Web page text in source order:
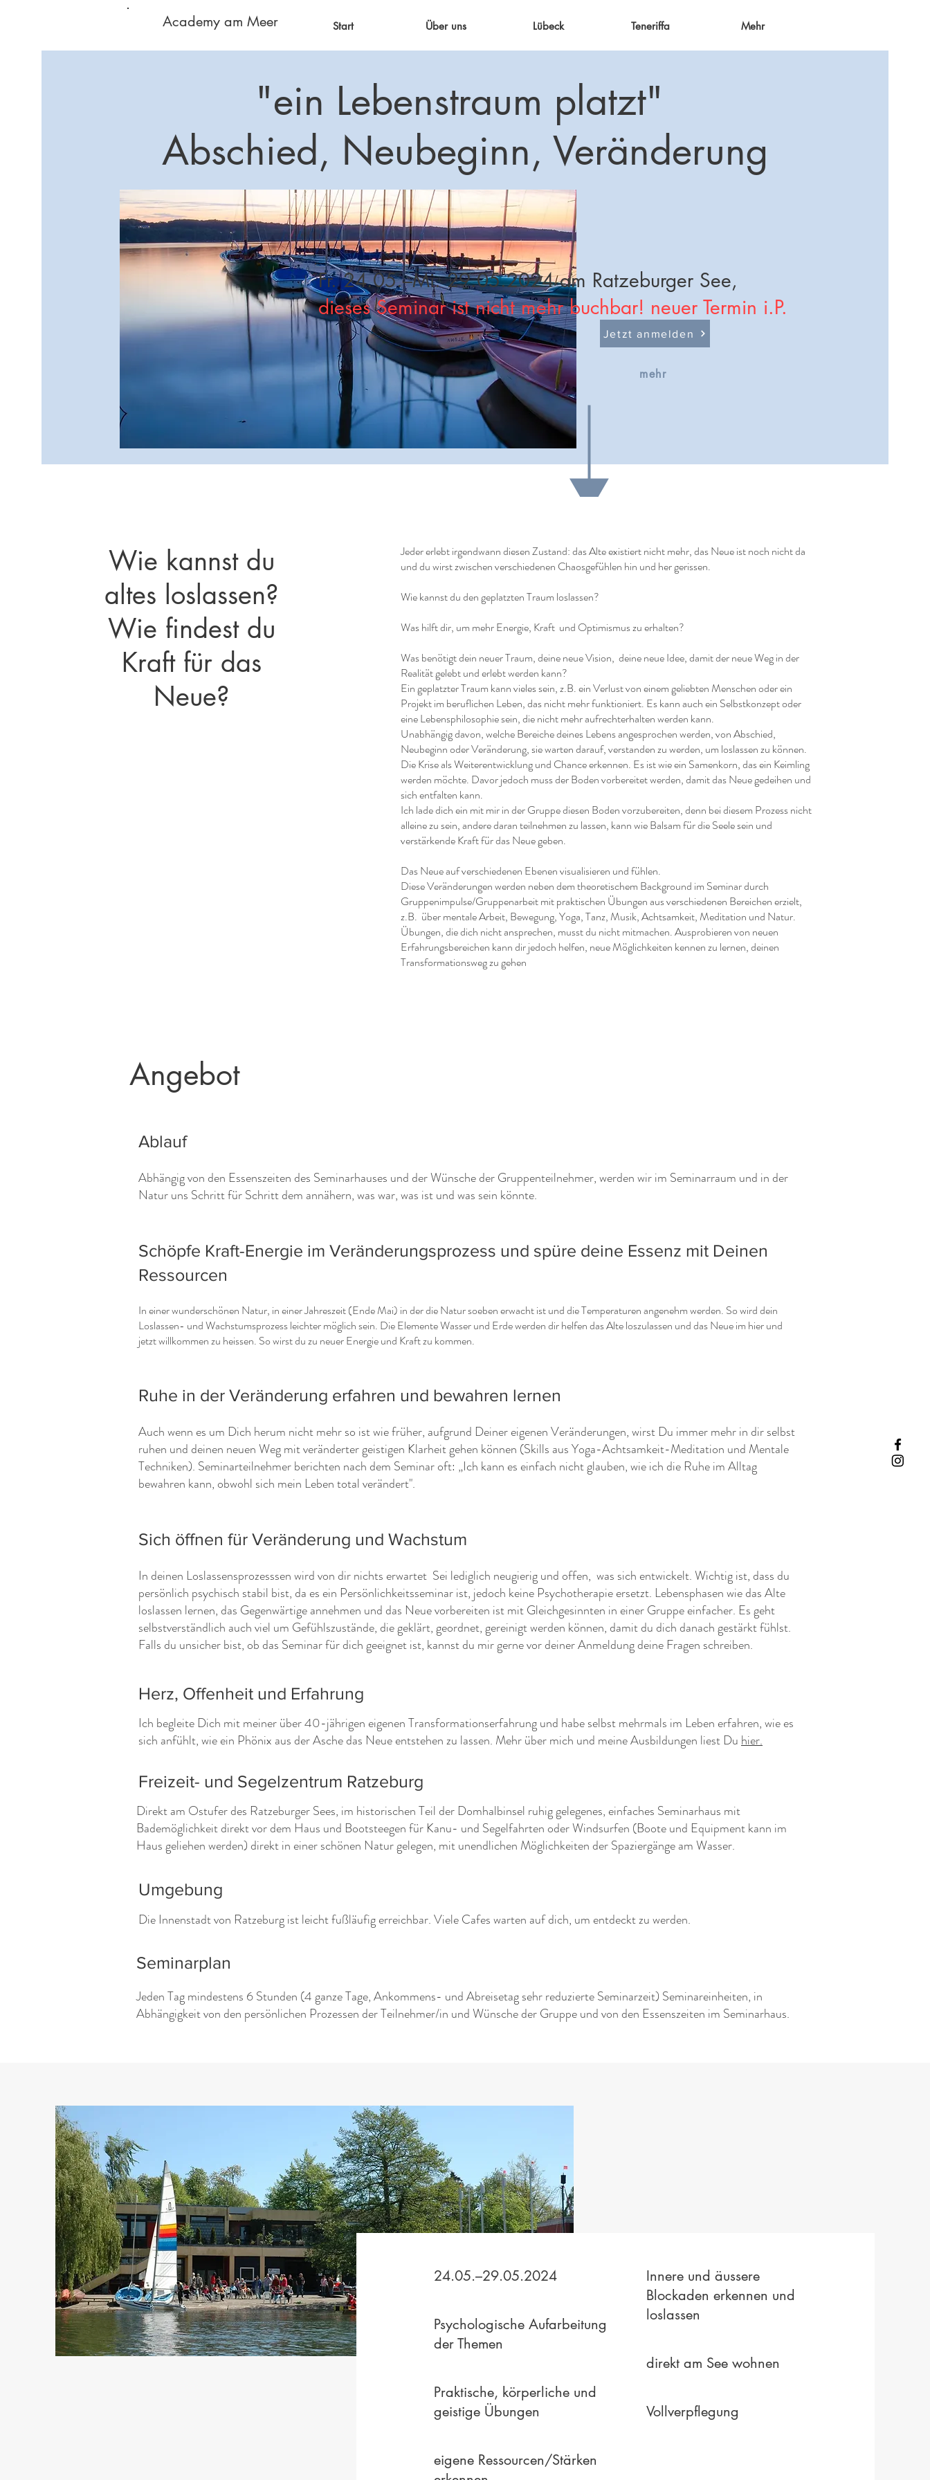
Academy am Meer Start Über uns Lübeck Teneriffa Mehr
"ein Lebenstraum platzt"
Abschied, Neubeginn, Veränderung
Jetzt anmelden
mehr
Fr. 24.05.–Mi. 29.05.2024 am Ratzeburger See,
dieses Seminar ist nicht mehr buchbar! neuer Termin i.P.
Wie kannst du
altes loslassen?
Wie findest du
Kraft für das
Neue?
Jeder erlebt irgendwann diesen Zustand: das Alte existiert nicht mehr, das Neue ist noch nicht da
und du wirst zwischen verschiedenen Chaosgefühlen hin und her gerissen.
Wie kannst du den geplatzten Traum loslassen?
Was hilft dir, um mehr Energie, Kraft und Optimismus zu erhalten?
Was benötigt dein neuer Traum, deine neue Vision, deine neue Idee, damit der neue Weg in der
Realität gelebt und erlebt werden kann?
Ein geplatzter Traum kann vieles sein, z.B. ein Verlust von einem geliebten Menschen oder ein
Projekt im beruflichen Leben, das nicht mehr funktioniert. Es kann auch ein Selbstkonzept oder
eine Lebensphilosophie sein, die nicht mehr aufrechterhalten werden kann.
Unabhängig davon, welche Bereiche deines Lebens angesprochen werden, von Abschied,
Neubeginn oder Veränderung, sie warten darauf, verstanden zu werden, um loslassen zu können.
Die Krise als Weiterentwicklung und Chance erkennen. Es ist wie ein Samenkorn, das ein Keimling
werden möchte. Davor jedoch muss der Boden vorbereitet werden, damit das Neue gedeihen und
sich entfalten kann.
Ich lade dich ein mit mir in der Gruppe diesen Boden vorzubereiten, denn bei diesem Prozess nicht
alleine zu sein, andere daran teilnehmen zu lassen, kann wie Balsam für die Seele sein und
verstärkende Kraft für das Neue geben.
Das Neue auf verschiedenen Ebenen visualisieren und fühlen.
Diese Veränderungen werden neben dem theoretischem Background im Seminar durch
Gruppenimpulse/Gruppenarbeit mit praktischen Übungen aus verschiedenen Bereichen erzielt,
z.B. über mentale Arbeit, Bewegung, Yoga, Tanz, Musik, Achtsamkeit, Meditation und Natur.
Übungen, die dich nicht ansprechen, musst du nicht mitmachen. Ausprobieren von neuen
Erfahrungsbereichen kann dir jedoch helfen, neue Möglichkeiten kennen zu lernen, deinen
Transformationsweg zu gehen
Angebot
Ablauf
Abhängig von den Essenszeiten des Seminarhauses und der Wünsche der Gruppenteilnehmer, werden wir im Seminarraum und in der
Natur uns Schritt für Schritt dem annähern, was war, was ist und was sein könnte.
Schöpfe Kraft-Energie im Veränderungsprozess und spüre deine Essenz mit Deinen
Ressourcen
In einer wunderschönen Natur, in einer Jahreszeit (Ende Mai) in der die Natur soeben erwacht ist und die Temperaturen angenehm werden. So wird dein
Loslassen- und Wachstumsprozess leichter möglich sein. Die Elemente Wasser und Erde werden dir helfen das Alte loszulassen und das Neue im hier und
jetzt willkommen zu heissen. So wirst du zu neuer Energie und Kraft zu kommen.
Ruhe in der Veränderung erfahren und bewahren lernen
Auch wenn es um Dich herum nicht mehr so ist wie früher, aufgrund Deiner eigenen Veränderungen, wirst Du immer mehr in dir selbst
ruhen und deinen neuen Weg mit veränderter geistigen Klarheit gehen können (Skills aus Yoga-Achtsamkeit-Meditation und Mentale
Techniken). Seminarteilnehmer berichten nach dem Seminar oft: „Ich kann es einfach nicht glauben, wie ich die Ruhe im Alltag
bewahren kann, obwohl sich mein Leben total verändert".
Sich öffnen für Veränderung und Wachstum
In deinen Loslassensprozesssen wird von dir nichts erwartet Sei lediglich neugierig und offen, was sich entwickelt. Wichtig ist, dass du
persönlich psychisch stabil bist, da es ein Persönlichkeitsseminar ist, jedoch keine Psychotherapie ersetzt. Lebensphasen wie das Alte
loslassen lernen, das Gegenwärtige annehmen und das Neue vorbereiten ist mit Gleichgesinnten in einer Gruppe einfacher. Es geht
selbstverständlich auch viel um Gefühlszustände, die geklärt, geordnet, gereinigt werden können, damit du dich danach gestärkt fühlst.
Falls du unsicher bist, ob das Seminar für dich geeignet ist, kannst du mir gerne vor deiner Anmeldung deine Fragen schreiben.
Herz, Offenheit und Erfahrung
Ich begleite Dich mit meiner über 40-jährigen eigenen Transformationserfahrung und habe selbst mehrmals im Leben erfahren, wie es
sich anfühlt, wie ein Phönix aus der Asche das Neue entstehen zu lassen. Mehr über mich und meine Ausbildungen liest Du hier.
Freizeit- und Segelzentrum Ratzeburg
Direkt am Ostufer des Ratzeburger Sees, im historischen Teil der Domhalbinsel ruhig gelegenes, einfaches Seminarhaus mit
Bademöglichkeit direkt vor dem Haus und Bootsteegen für Kanu- und Segelfahrten oder Windsurfen (Boote und Equipment kann im
Haus geliehen werden) direkt in einer schönen Natur gelegen, mit unendlichen Möglichkeiten der Spaziergänge am Wasser.
Umgebung
Die Innenstadt von Ratzeburg ist leicht fußläufig erreichbar. Viele Cafes warten auf dich, um entdeckt zu werden.
Seminarplan
Jeden Tag mindestens 6 Stunden (4 ganze Tage, Ankommens- und Abreisetag sehr reduzierte Seminarzeit) Seminareinheiten, in
Abhängigkeit von den persönlichen Prozessen der Teilnehmer/in und Wünsche der Gruppe und von den Essenszeiten im Seminarhaus.
24.05.–29.05.2024
Psychologische Aufarbeitung
der Themen
Praktische, körperliche und
geistige Übungen
eigene Ressourcen/Stärken
Innere und äussere
Blockaden erkennen und
loslassen
direkt am See wohnen
Vollverpflegung